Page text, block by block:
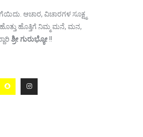
ಆಚಾರ, ವಿಚಾರಗಳ ಸೂಕ್ಷ್ಮ
ಹೊತ್ತಿಗೆ ನಿಮ್ಮ ಮನೆ, ಮನ,
ಶ್ರೀ ಗುರುಭ್ಯೋ!!